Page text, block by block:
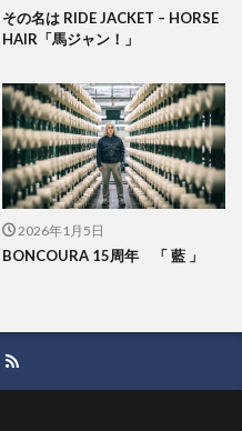
その名は RIDE JACKET – HORSE
HAIR「馬ジャン！」
2026年1月5日
BONCOURA 15周年 「 藍 」